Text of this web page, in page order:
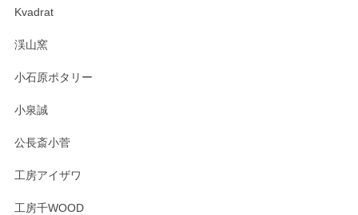
淡いグリーンのカラーがとても可愛いです❤️ ありがとうござ
Kvadrat
渓山窯
小石原ポタリー
小泉誠
公長斎小菅
工房アイザワ
工房千WOOD